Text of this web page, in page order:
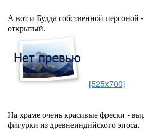
А вот и Будда собственной персоной
открытый.
[525x700]
На храме очень красивые фрески -
фигурки из древнеиндийского эпоса.